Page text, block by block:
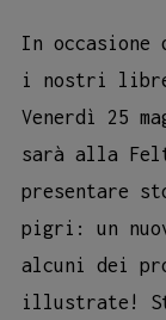
In
i nostri
Venerdì 25
sarà alla
presentare
pigri: un
alcuni dei
illustrate!